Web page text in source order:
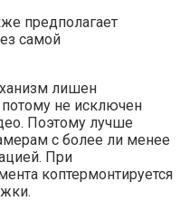
предполагает
самой
лишен
не исключен
Поэтому лучше
с более ли менее
При
коптермонтируется